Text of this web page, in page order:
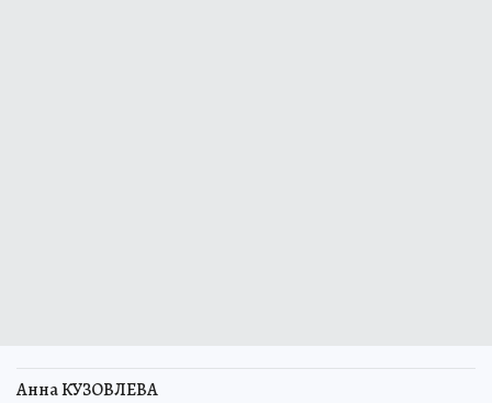
Анна КУЗОВЛЕВА